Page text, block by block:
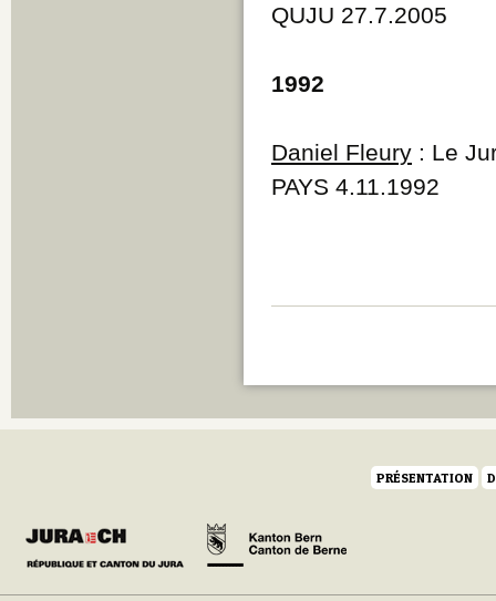
QUJU 27.7.2005
1992
Daniel Fleury : Le
PAYS 4.11.1992
PRÉSENTATION